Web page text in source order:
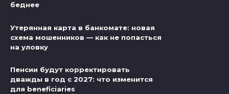
беднее
Утерянная карта в банкомате: новая
схема мошенников — как не попасться
на уловку
Пенсии будут корректировать
дважды в год с 2027: что изменится
для beneficiaries